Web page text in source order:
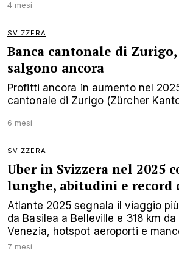
4 mesi
SVIZZERA
Banca cantonale di
salgono ancora
Profitti ancora in aumento nel
cantonale di Zurigo (Zürcher
6 mesi
SVIZZERA
Uber in Svizzera nel 2025
lunghe, abitudini e record
Atlante 2025 segnala il viaggio
da Basilea a Belleville e 318 km
Venezia, hotspot aeroporti e
7 mesi